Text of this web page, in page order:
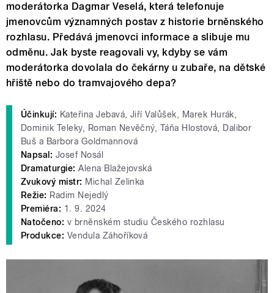
moderátorka Dagmar Veselá, která telefonuje
jmenovcům významných postav z historie brněnského
rozhlasu. Předává jmenovci informace a slibuje mu
odměnu. Jak byste reagovali vy, kdyby se vám
moderátorka dovolala do čekárny u zubaře, na dětské
hřiště nebo do tramvajového depa?
Účinkují: Kateřina Jebavá, Jiří Valůšek, Marek Hurák,
Dominik Teleky, Roman Nevěčný, Táňa Hlostová, Dalibor
Buš a Barbora Goldmannová
Napsal: Josef Nosál
Dramaturgie: Alena Blažejovská
Zvukový mistr: Michal Zelinka
Režie: Radim Nejedlý
Premiéra: 1. 9. 2024
Natočeno: v brněnském studiu Českého rozhlasu
Produkce: Vendula Záhoříková